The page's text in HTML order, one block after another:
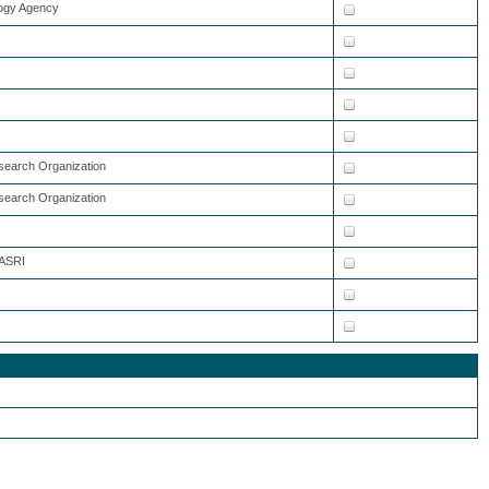
Agency
Organization
Organization